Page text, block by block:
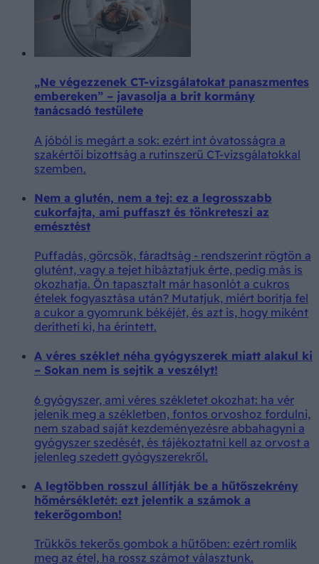
„Ne végezzenek CT-vizsgálatokat panaszmentes
embereken” – javasolja a brit kormány
tanácsadó testülete
A jóból is megárt a sok: ezért int óvatosságra a
szakértői bizottság a rutinszerű CT-vizsgálatokkal
szemben.
Nem a glutén, nem a tej: ez a legrosszabb
cukorfajta, ami puffaszt és tönkreteszi az
emésztést
Puffadás, görcsök, fáradtság - rendszerint rögtön a
glutént, vagy a tejet hibáztatjuk érte, pedig más is
okozhatja. Ön tapasztalt már hasonlót a cukros
ételek fogyasztása után? Mutatjuk, miért borítja fel
a cukor a gyomrunk békéjét, és azt is, hogy miként
derítheti ki, ha érintett.
A véres széklet néha gyógyszerek miatt alakul ki
– Sokan nem is sejtik a veszélyt!
6 gyógyszer, ami véres székletet okozhat: ha vér
jelenik meg a székletben, fontos orvoshoz fordulni,
nem szabad saját kezdeményezésre abbahagyni a
gyógyszer szedését, és tájékoztatni kell az orvost a
jelenleg szedett gyógyszerekről.
A legtöbben rosszul állítják be a hűtőszekrény
hőmérsékletét: ezt jelentik a számok a
tekerőgombon!
Trükkös tekerős gombok a hűtőben: ezért romlik
meg az étel, ha rossz számot választunk.